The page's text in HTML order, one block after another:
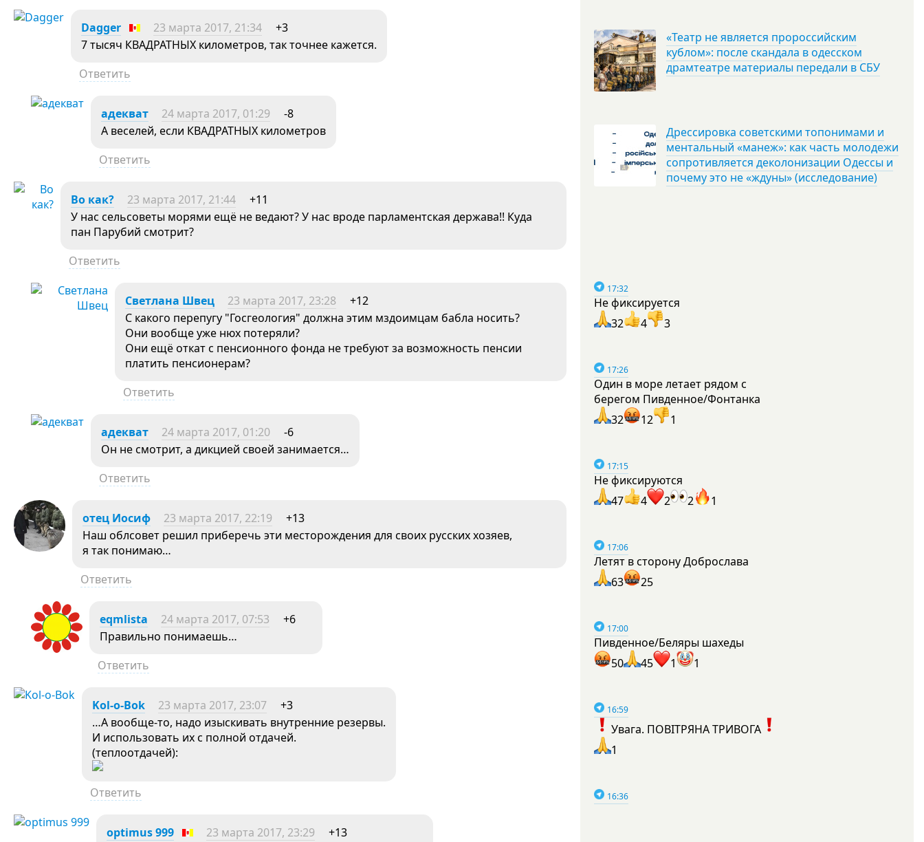
Dagger 23 марта 2017, 21:34
+3
7 тысяч КВАДРАТНЫХ километров, так точнее кажется.
Ответить
адекват 24 марта 2017, 01:29
-8
А веселей, если КВАДРАТНЫХ километров
Ответить
Во как? 23 марта 2017, 21:44
+11
У нас сельсоветы морями ещё не ведают? У нас вроде парламентская держава!! Куда
пан Парубий смотрит?
Ответить
Светлана Швец 23 марта 2017, 23:28
+12
С какого перепугу "Госгеология" должна этим мздоимцам бабла носить?
Они вообще уже нюх потеряли?
Они ещё откат с пенсионного фонда не требуют за возможность пенсии
платить пенсионерам?
Ответить
адекват 24 марта 2017, 01:20
-6
Он не смотрит, а дикцией своей занимается…
Ответить
отец Иосиф 23 марта 2017, 22:19
+13
Наш облсовет решил приберечь эти месторождения для своих русских хозяев,
я так понимаю…
Ответить
eqmlista 24 марта 2017, 07:53
+6
Правильно понимаешь…
Ответить
Kol-o-Bok 23 марта 2017, 23:07
+3
…А вообще-то, надо изыскивать внутренние резервы.
И использовать их с полной отдачей.
(теплоотдачей):
Ответить
optimus 999 23 марта 2017, 23:29 +13
«Театр не является пророссийским
кублом»: после скандала в одесском
драмтеатре материалы передали в СБУ
Дрессировка советскими топонимами и
ментальный «манеж»: как часть молодежи
сопротивляется деколонизации Одессы и
почему это не «ждуны» (исследование)
17:32
Не фиксируется
32
4 3
17:26
Один в море летает рядом с
берегом Пивденное/Фонтанка
32
12 1
17:15
Не фиксируются
47
4 2 2 1
17:06
Летят в сторону Доброслава
63
25
17:00
Пивденное/Беляры шахеды
50
45 1 1
16:59
Увага. ПОВІТРЯНА ТРИВОГА
1
16:36